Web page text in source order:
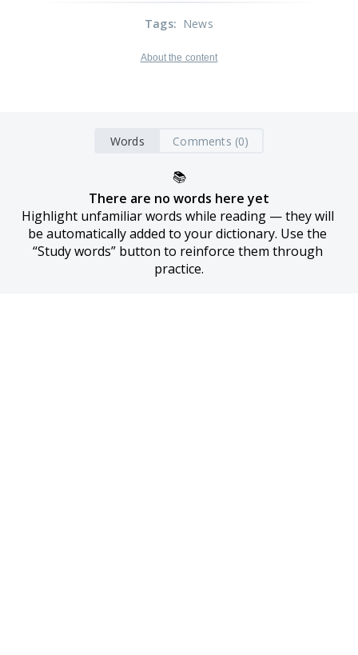
Tags: News
About the content
Words Comments (0)
📚
There are no words here yet
Highlight unfamiliar words while reading — they will
be automatically added to your dictionary. Use the
“Study words” button to reinforce them through
practice.